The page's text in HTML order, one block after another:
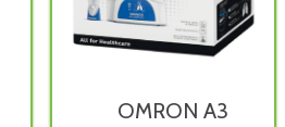
OMRON A3